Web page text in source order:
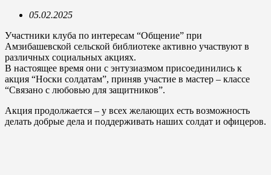
05.02.2025
Участники клуба по интересам “Общение” при
Амзибашевской сельской библиотеке активно участвуют в
различных социальных акциях.
В настоящее время они с энтузиазмом присоединились к
акция “Носки солдатам”, приняв участие в мастер – классе
“Связано с любовью для защитников”.
Акция продолжается – у всех желающих есть возможность
делать добрые дела и поддерживать наших солдат и офицеров.